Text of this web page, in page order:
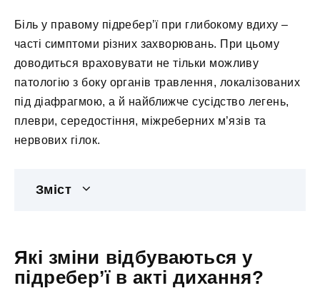
Біль у правому підребер’ї при глибокому вдиху –
часті симптоми різних захворювань. При цьому
доводиться враховувати не тільки можливу
патологію з боку органів травлення, локалізованих
під діафрагмою, а й найближче сусідство легень,
плеври, середостіння, міжреберних м’язів та
нервових гілок.
Зміст
Які зміни відбуваються у
підребер’ї в акті дихання?